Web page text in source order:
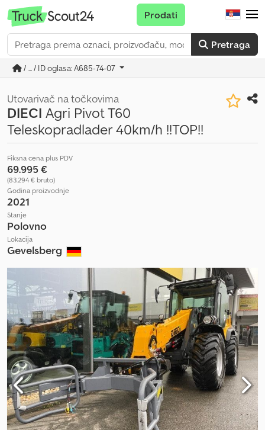
Pretraga
Prodati
/ ... / ID oglasa: A685-74-07
Utovarivač na točkovima
DIECI Agri Pivot T60
Teleskopradlader 40km/h !!TOP!!
Fiksna cena plus PDV
69.995 €
(83.294 € bruto)
Godina proizvodnje
2021
Stanje
Polovno
Lokacija
Gevelsberg